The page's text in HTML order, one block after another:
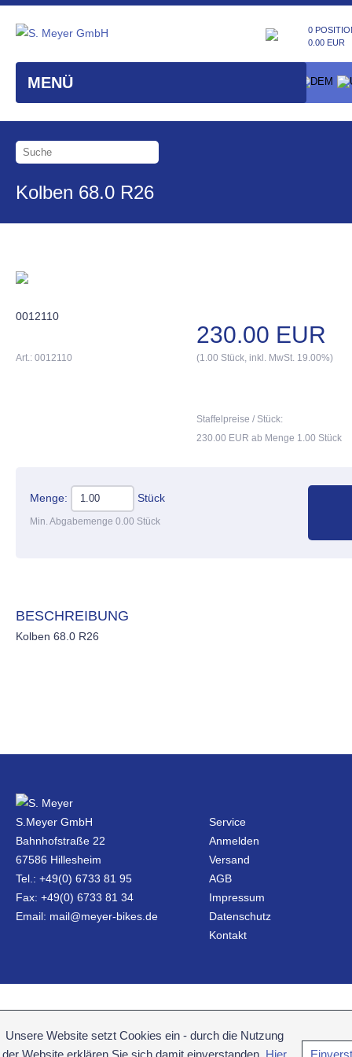
MENÜ
0
0.00 EUR
Kolben 68.0 R26
0012110
230.00 EUR
Art.: 0012110 (1.00 Stück, inkl. MwSt. 19.00%)
Staffelpreise / Stück:
230.00 EUR ab Menge 1.00 Stück
Menge: Stück
Min. Abgabemenge 0.00 Stück
BESCHREIBUNG
Kolben 68.0 R26
S.Meyer GmbH
Bahnhofstraße 22
67586 Hillesheim
Tel.: +49(0) 6733 81 95
Fax: +49(0) 6733 81 34
Email: mail@meyer-bikes.de
Service
Anmelden
Versand
AGB
Impressum
Datenschutz
Kontakt
Unsere Website setzt Cookies ein - durch die Nutzung
der Website erklären Sie sich damit einverstanden. Hier